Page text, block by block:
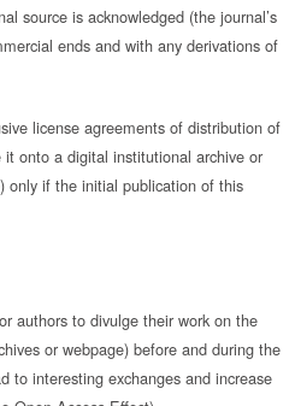
source is acknowledged (the journal’s
ends and with any derivations of
license agreements of distribution of
onto a digital institutional archive or
only if the initial publication of this
authors to divulge their work on the
or webpage) before and during the
to interesting exchanges and increase